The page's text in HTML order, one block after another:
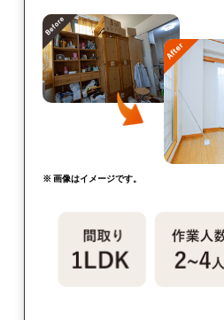
※ 画像はイメージです。